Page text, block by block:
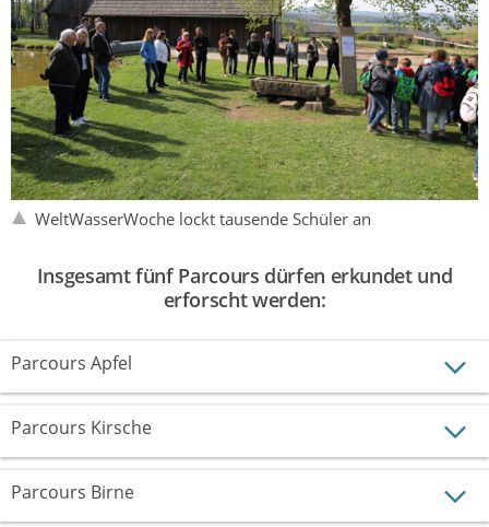
WeltWasserWoche lockt tausende Schüler an
Insgesamt fünf Parcours dürfen erkundet und
erforscht werden:
Parcours Apfel
Parcours Kirsche
Parcours Birne